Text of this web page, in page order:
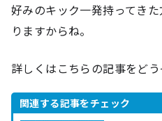
好みのキック一発持ってき
りますからね。
詳しくはこちらの記事をどう